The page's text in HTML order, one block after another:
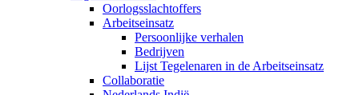
Oorlogsslachtoffers
Arbeitseinsatz
Persoonlijke verhalen
Bedrijven
Lijst Tegelenaren in de Arbeitseinsatz
Collaboratie